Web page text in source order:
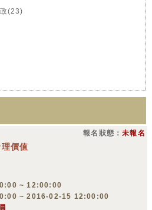
(23)
報名狀態：未報名
價值
~ 12:00:00
~ 2016-02-15 12:00:00